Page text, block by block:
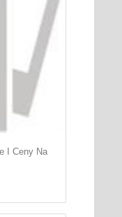
I Ceny Na